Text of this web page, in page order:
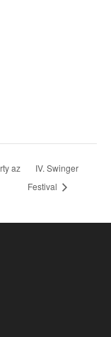
az
IV. Swinger
Festival